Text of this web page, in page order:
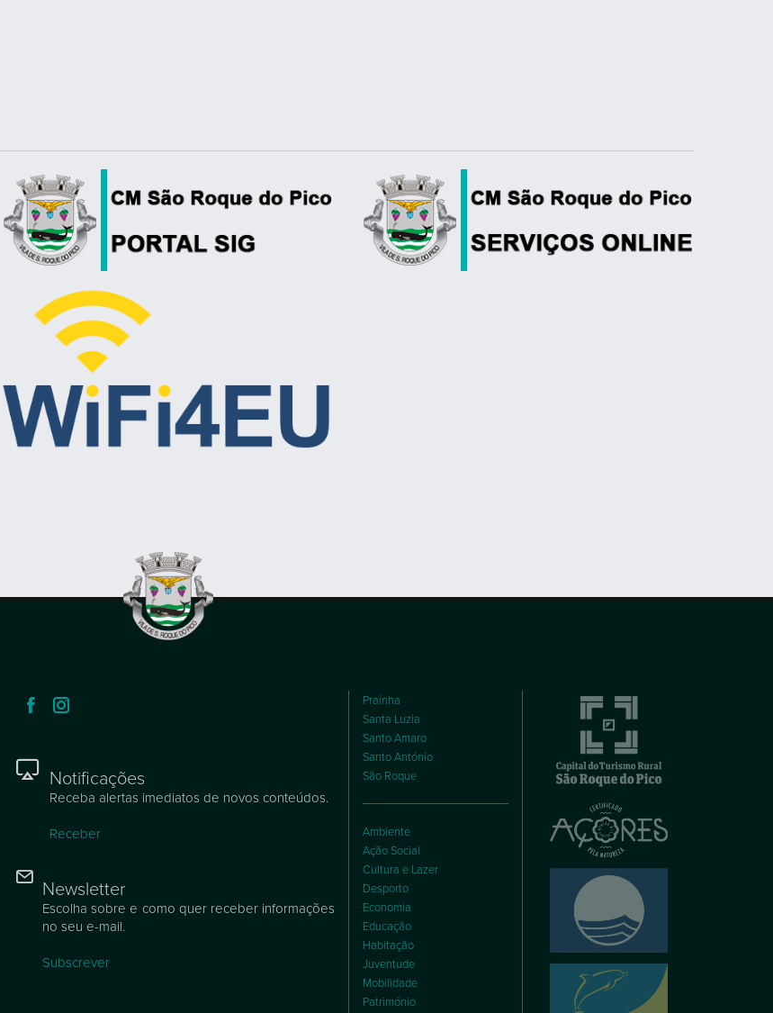
Notificações
Receba alertas imediatos de novos conteúdos.
Receber
Newsletter
Escolha sobre e como quer receber informações
no seu e-mail.
Subscrever
Praínha
Santa Luzia
Santo Amaro
Santo António
São Roque
Ambiente
Ação Social
Cultura e Lazer
Desporto
Economia
Educação
Habitação
Juventude
Mobilidade
Património